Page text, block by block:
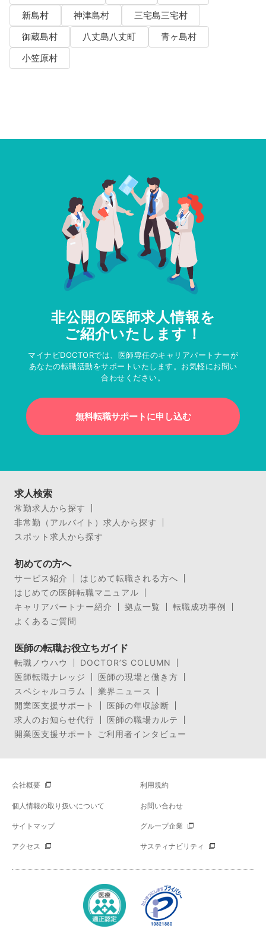
新島村
神津島村
三宅島三宅村
御蔵島村
八丈島八丈町
青ヶ島村
小笠原村
非公開の医師求人情報を
ご紹介いたします！
マイナビDOCTORでは、医師専任のキャリアパートナーが
あなたの転職活動をサポートいたします。お気軽にお問い
合わせください。
無料転職サポートに申し込む
求人検索
常勤求人から探す
非常勤（アルバイト）求人から探す
スポット求人から探す
初めての方へ
サービス紹介
はじめて転職される方へ
はじめての医師転職マニュアル
キャリアパートナー紹介
拠点一覧
転職成功事例
よくあるご質問
医師の転職お役立ちガイド
転職ノウハウ
DOCTOR’S COLUMN
医師転職ナレッジ
医師の現場と働き方
スペシャルコラム
業界ニュース
開業医支援サポート
医師の年収診断
求人のお知らせ代行
医師の職場カルテ
開業医支援サポート ご利用者インタビュー
会社概要 利用規約
個人情報の取り扱いについて お問い合わせ
サイトマップ グループ企業
アクセス サスティナビリティ